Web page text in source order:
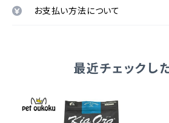
お支払い方法について
最近チェックし